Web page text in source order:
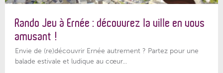
Rando Jeu à Ernée : découvrez la ville en vous
amusant !
Envie de (re)découvrir Ernée autrement ? Partez pour une
balade estivale et ludique au cœur...